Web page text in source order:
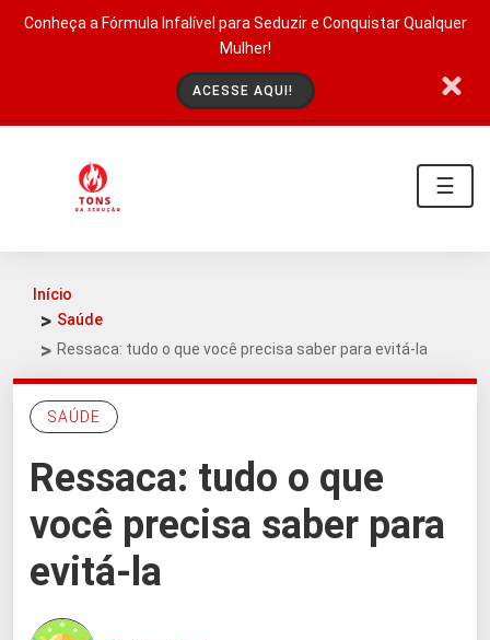
Conheça a Fórmula Infalível para Seduzir e Conquistar Qualquer
Mulher!
ACESSE AQUI!
☰
Início
Saúde
Ressaca: tudo o que você precisa saber para evitá-la
SAÚDE
Ressaca: tudo o que
você precisa saber para
evitá-la